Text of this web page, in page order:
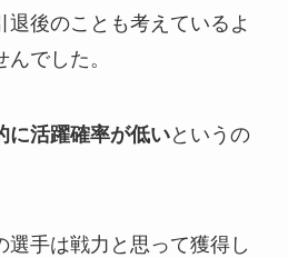
後のことも考えているよ
でした。
に活躍確率が低いというの
選手は戦力と思って獲得し